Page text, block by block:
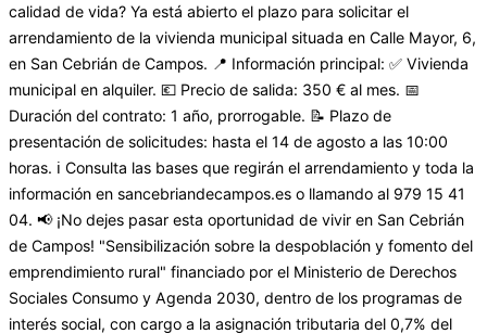
calidad de vida? Ya está abierto el plazo para solicitar el
arrendamiento de la vivienda municipal situada en Calle Mayor, 6,
en San Cebrián de Campos. 📍 Información principal: ✅ Vivienda
municipal en alquiler. 💶 Precio de salida: 350 € al mes. 📅
Duración del contrato: 1 año, prorrogable. 📝 Plazo de
presentación de solicitudes: hasta el 14 de agosto a las 10:00
horas. ℹ️ Consulta las bases que regirán el arrendamiento y toda la
información en sancebriandecampos.es o llamando al 979 15 41
04. 📢 ¡No dejes pasar esta oportunidad de vivir en San Cebrián
de Campos! "Sensibilización sobre la despoblación y fomento del
emprendimiento rural" financiado por el Ministerio de Derechos
Sociales Consumo y Agenda 2030, dentro de los programas de
interés social, con cargo a la asignación tributaria del 0,7% del